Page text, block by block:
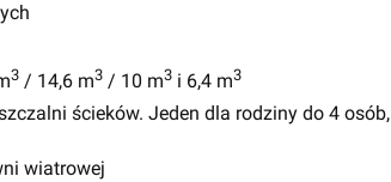
3 / 14,6 m3 / 10 m3 i 6,4 m3
ścieków. Jeden dla rodziny do 4 osób,
wiatrowej